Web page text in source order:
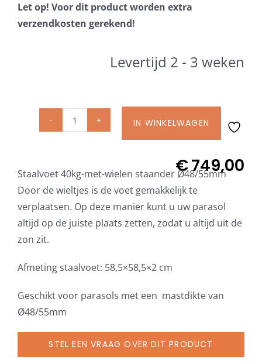
Beschermhoezen
Glatz parasoldoeken
Glatz stofstalen collectie Sampleboeken
Umbrosa en Paraflex parasoldoeken
Let op! Voor dit product worden extra
verzendkosten gerekend!
Levertijd 2 - 3 weken
Glatz
40
kg
met
wielen
Ø
48/55
verzinkt
aantal
IN WINKELWAGEN
€749,00
Staalvoet 40kg-met-wielen staander Ø48/55mm
Door de wieltjes is de voet gemakkelijk te
verplaatsen. Op deze manier kunt u uw parasol
altijd op de juiste plaats zetten, zodat u altijd uit de
zon zit.
Afmeting staalvoet: 58,5×58,5×2 cm
Geschikt voor parasols met een mastdikte van
Ø48/55mm
STEL EEN VRAAG OVER DIT PRODUCT